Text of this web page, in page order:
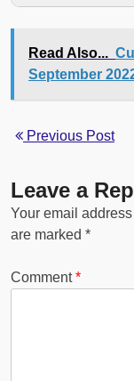
Read Also...
September
Previous Post
Leave a
Your email
are marked *
Comment*